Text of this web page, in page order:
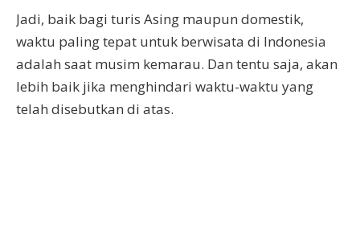
Jadi, baik bagi turis Asing maupun domestik,
waktu paling tepat untuk berwisata di Indonesia
adalah saat musim kemarau. Dan tentu saja, akan
lebih baik jika menghindari waktu-waktu yang
telah disebutkan di atas.